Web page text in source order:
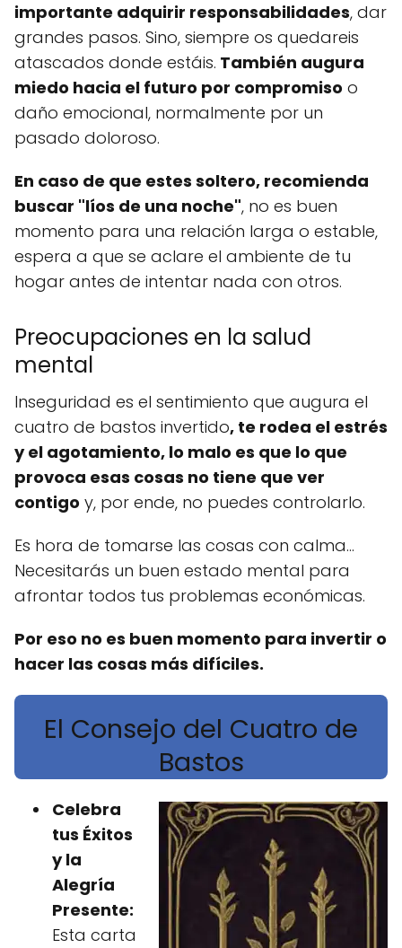
importante adquirir responsabilidades, dar
grandes pasos. Sino, siempre os quedareis
atascados donde estáis. También augura
miedo hacia el futuro por compromiso o
daño emocional, normalmente por un
pasado doloroso.
En caso de que estes soltero, recomienda
buscar "líos de una noche", no es buen
momento para una relación larga o estable,
espera a que se aclare el ambiente de tu
hogar antes de intentar nada con otros.
Preocupaciones en la salud
mental
Inseguridad es el sentimiento que augura el
cuatro de bastos invertido, te rodea el estrés
y el agotamiento, lo malo es que lo que
provoca esas cosas no tiene que ver
contigo y, por ende, no puedes controlarlo.
Es hora de tomarse las cosas con calma...
Necesitarás un buen estado mental para
afrontar todos tus problemas económicas.
Por eso no es buen momento para invertir o
hacer las cosas más difíciles.
El Consejo del Cuatro de
Bastos
Celebra
tus Éxitos
y la
Alegría
Presente:
Esta carta